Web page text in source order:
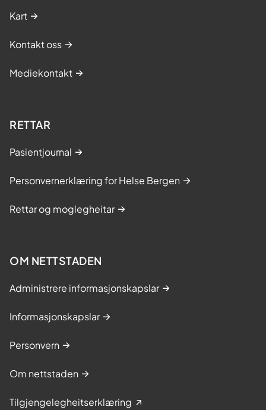
Kart
Kontakt oss
Mediekontakt
RETTAR
Pasientjournal
Personvernerklæring for Helse Bergen
Rettar og moglegheitar
OM NETTSTADEN
Administrere informasjonskapslar
Informasjonskapslar
Personvern
Om nettstaden
Tilgjengelegheitserklæring